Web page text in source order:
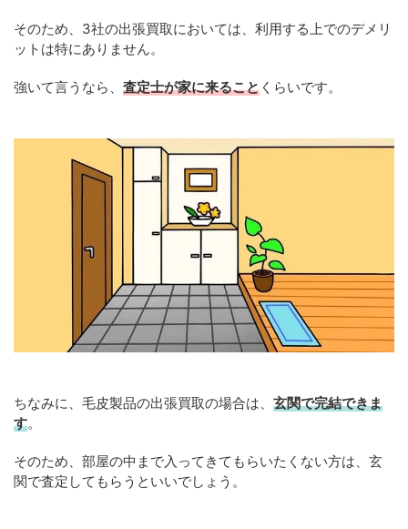
そのため、3社の出張買取においては、利用する上でのデメリ
ットは特にありません。
強いて言うなら、 査定士が家に来ること くらいです。
ちなみに、毛皮製品の出張買取の場合は、 玄関で完結できま
す。
そのため、部屋の中まで入ってきてもらいたくない方は、玄
関で査定してもらうといいでしょう。